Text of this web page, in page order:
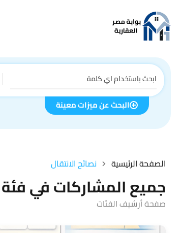
البحث عن ميزات معينة
الصفحة الرئيسية نصائح الانتقال
جميع المشاركات في فئة
صفحة أرشيف الفئات